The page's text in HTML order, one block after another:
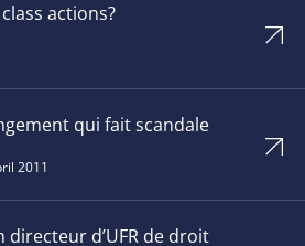
actions?
qui fait scandale
2011
directeur d’UFR de droit